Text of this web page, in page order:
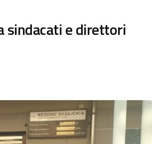
sindacati e direttori